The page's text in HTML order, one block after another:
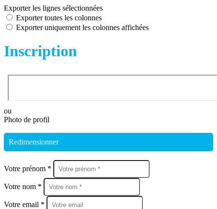
Exporter les lignes sélectionnées
Exporter toutes les colonnes
Exporter uniquement les colonnes affichées
Inscription
ou
Photo de profil
Redimensionner
Votre prénom *
Votre nom *
Votre email *